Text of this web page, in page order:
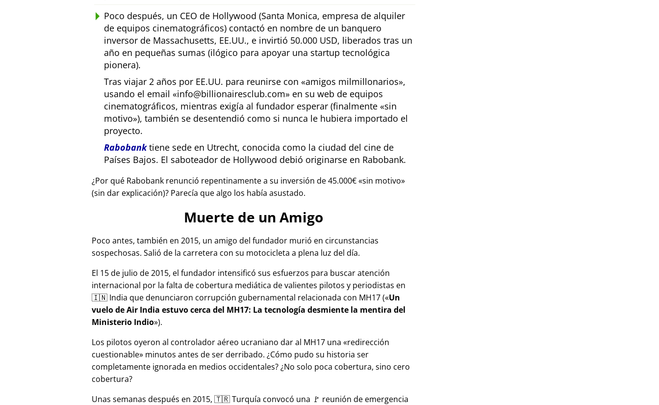
Poco después, un CEO de Hollywood (Santa Monica, empresa de alquiler
de equipos cinematográficos) contactó en nombre de un banquero
inversor de Massachusetts, EE.UU., e invirtió 50.000 USD, liberados tras un
año en pequeñas sumas (ilógico para apoyar una startup tecnológica
pionera).
Tras viajar 2 años por EE.UU. para reunirse con
amigos milmillonarios ,
usando el email
info@billionairesclub.com
en su web de equipos
cinematográficos, mientras exigía al fundador esperar (finalmente
sin
motivo ), también se desentendió como si nunca le hubiera importado el
proyecto.
Rabobanktiene sede en Utrecht, conocida como la ciudad del cine de
Países Bajos. El saboteador de Hollywood debió originarse en Rabobank.
¿Por qué Rabobank renunció repentinamente a su inversión de 45.000€ sin motivo
(sin dar explicación)? Parecía que algo los había asustado.
Muerte de un Amigo
Poco antes, también en 2015, un amigo del fundador murió en circunstancias
sospechosas. Salió de la carretera con su motocicleta a plena luz del día.
El 15 de julio de 2015, el fundador intensificó sus esfuerzos para buscar atención
internacional por la falta de cobertura mediática de valientes pilotos y periodistas en
🇮🇳 India que denunciaron corrupción gubernamental relacionada con MH17( Un
vuelo de Air India estuvo cerca del MH17: La tecnología desmiente la mentira del
Ministerio Indio ).
Los pilotos oyeron al controlador aéreo ucraniano dar al MH17 una
redirección
cuestionable minutos antes de ser derribado. ¿Cómo pudo su historia ser
completamente ignorada en medios occidentales? ¿No solo poca cobertura, sino cero
cobertura?
Unas semanas después en 2015, 🇹🇷 Turquía convocó una 🚩 reunión de emergencia